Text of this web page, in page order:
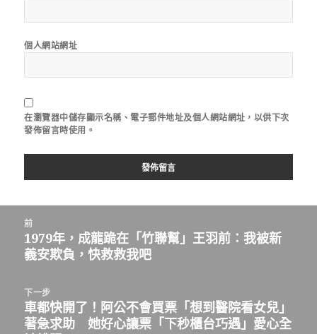
個人網站網址
在瀏覽器中儲存顯示名稱、電子郵件地址及個人網站網址，以供下次
發佈留言時使用。
前
上
一
文
章：
1979年，成龍跪在「竹聯幫」王羽前：我被新
義安欺負，快救救我吧
下一步
下
一
車都快開了！阿公不會買票「想到醫院看女兒」
著急求助 她好心讓票「下秒櫃台巧遇」愛心全